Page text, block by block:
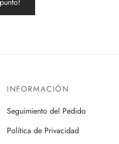
INFORMACIÓN
Seguimiento del Pedido
Política de Privacidad